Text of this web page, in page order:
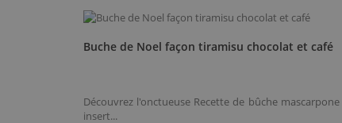
Buche de Noel façon tiramisu chocolat et café
Découvrez l'onctueuse Recette de bûche mascarpone
insert...